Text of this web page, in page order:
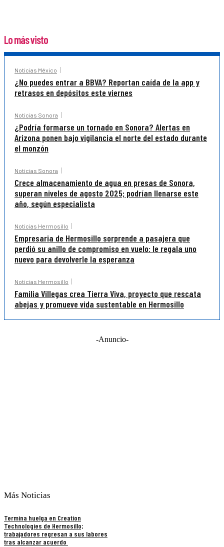
Lo más visto
Noticias México
¿No puedes entrar a BBVA? Reportan caída de la app y
retrasos en depósitos este viernes
Noticias Sonora
¿Podría formarse un tornado en Sonora? Alertas en
Arizona ponen bajo vigilancia el norte del estado durante
el monzón
Noticias Sonora
Crece almacenamiento de agua en presas de Sonora,
superan niveles de agosto 2025; podrían llenarse este
año, según especialista
Noticias Hermosillo
Empresaria de Hermosillo sorprende a pasajera que
perdió su anillo de compromiso en vuelo: le regala uno
nuevo para devolverle la esperanza
Noticias Hermosillo
Familia Villegas crea Tierra Viva, proyecto que rescata
abejas y promueve vida sustentable en Hermosillo
-Anuncio-
Más Noticias
Termina huelga en Creation
Technologies de Hermosillo;
trabajadores regresan a sus labores
tras alcanzar acuerdo